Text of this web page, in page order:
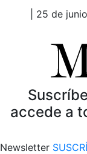
| 25 de
accede a
Newsletter